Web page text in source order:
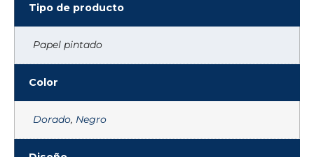
Tipo de producto
Papel pintado
Color
Dorado, Negro